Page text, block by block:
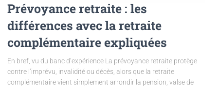
Prévoyance retraite : les
différences avec la retraite
complémentaire expliquées
En bref, vu du banc d’expérience La prévoyance retraite protège
contre l’imprévu, invalidité ou décès, alors que la retraite
complémentaire vient simplement arrondir la pension, valse de